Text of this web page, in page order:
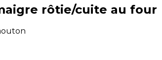
rôtie/cuite au four